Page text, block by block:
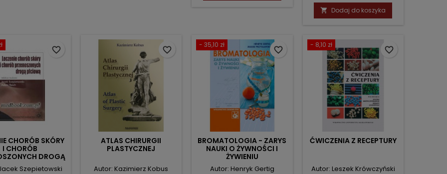
podstawowa
 Dodaj do koszyka
CHORÓB SKÓRY
I CHORÓB
DROGĄ
PŁCIOWĄ
Szepietowski
favorite_border
ATLAS CHIRURGII
PLASTYCZNEJ
Autor: Kazimierz Kobus
favorite_border
- 35,10 zł
BROMATOLOGIA - ZARYS
NAUKI O ŻYWNOŚCI I
ŻYWIENIU
Autor: Henryk Gertig
favorite_border
- 8,10 zł
ĆWICZENIA Z RECEPTURY
Autor: Leszek Krówczyński
favorite_border